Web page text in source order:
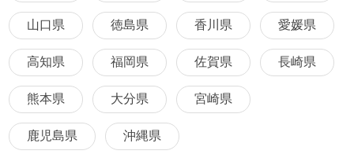
山口県 徳島県 香川県 愛媛県
高知県 福岡県 佐賀県 長崎県
熊本県 大分県 宮崎県
鹿児島県 沖縄県